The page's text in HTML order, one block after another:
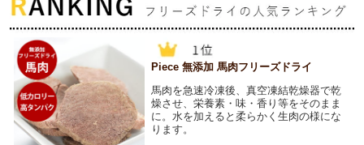
Piece 無添加 馬肉フリーズドライ
馬肉を急速冷凍後、真空凍結乾燥器で乾
燥させ、栄養素・味・香り等をそのまま
に。水を加えると柔らかく生肉の様にな
ります。